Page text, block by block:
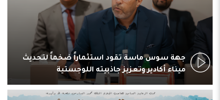
جهة سوس ماسة تقود استثماراً ضخماً لتحديث
ميناء أكادير وتعزيز جاذبيته اللوجستية